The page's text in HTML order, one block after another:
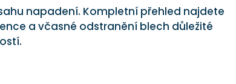
napadení. Kompletní přehled najdete
a včasné odstranění blech důležité